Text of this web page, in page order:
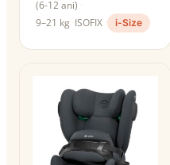
(6-12 ani)
9–21 kg ISOFIX i-Size